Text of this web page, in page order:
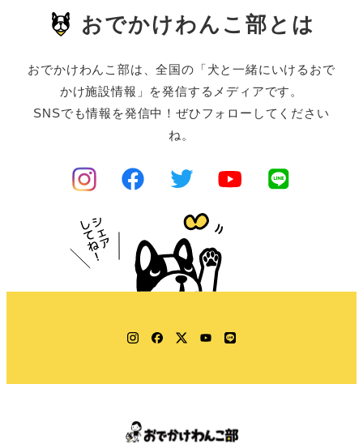
おでかけわんこ部とは
おでかけわんこ部は、全国の「犬と一緒にいけるおで
かけ施設情報」を発信するメディアです。
SNSでも情報を発信中！ぜひフォローしてください
ね。
Instagram
Facebook
TwitterYouTube
LINE